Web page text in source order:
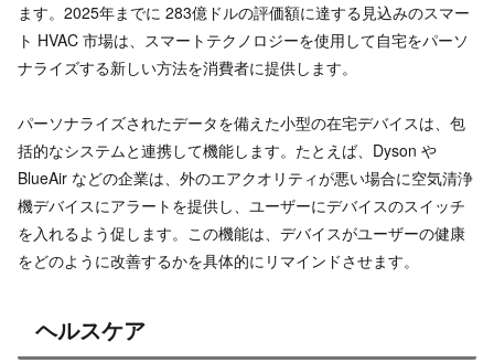
ます。2025年までに 283億ドルの評価額に達する見込みのスマー
ト HVAC 市場は、スマートテクノロジーを使用して自宅をパーソ
ナライズする新しい方法を消費者に提供します。
パーソナライズされたデータを備えた小型の在宅デバイスは、包
括的なシステムと連携して機能します。たとえば、Dyson や
BlueAir などの企業は、外のエアクオリティが悪い場合に空気清浄
機デバイスにアラートを提供し、ユーザーにデバイスのスイッチ
を入れるよう促します。この機能は、デバイスがユーザーの健康
をどのように改善するかを具体的にリマインドさせます。
ヘルスケア